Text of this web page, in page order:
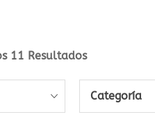
11 Resultados
Categoría